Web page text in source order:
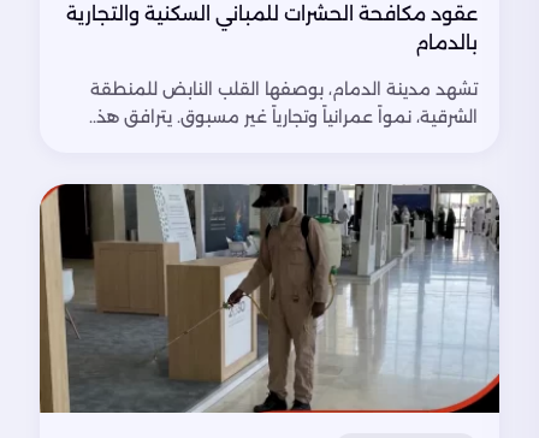
عقود مكافحة الحشرات للمباني السكنية والتجارية
بالدمام
تشهد مدينة الدمام، بوصفها القلب النابض للمنطقة
الشرقية، نمواً عمرانياً وتجارياً غير مسبوق. يترافق هذ..